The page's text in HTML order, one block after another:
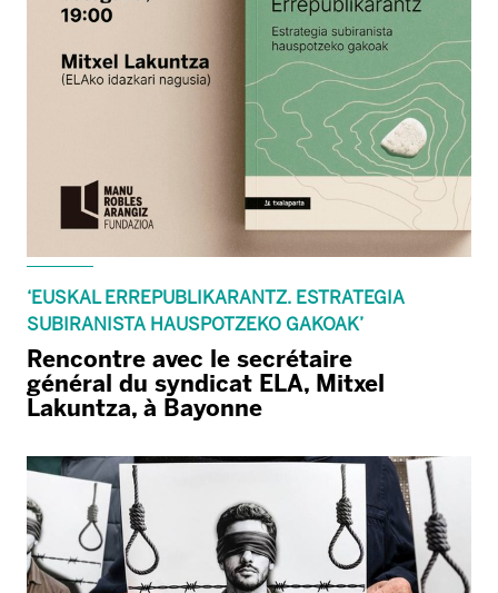
‘EUSKAL ERREPUBLIKARANTZ. ESTRATEGIA
SUBIRANISTA HAUSPOTZEKO GAKOAK’
Rencontre avec le secrétaire
général du syndicat ELA, Mitxel
Lakuntza, à Bayonne